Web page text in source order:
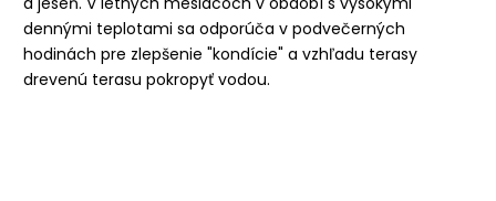
dennými teplotami sa odporúča v podvečerných
hodinách pre zlepšenie "kondície" a vzhľadu terasy
drevenú terasu pokropyť vodou.